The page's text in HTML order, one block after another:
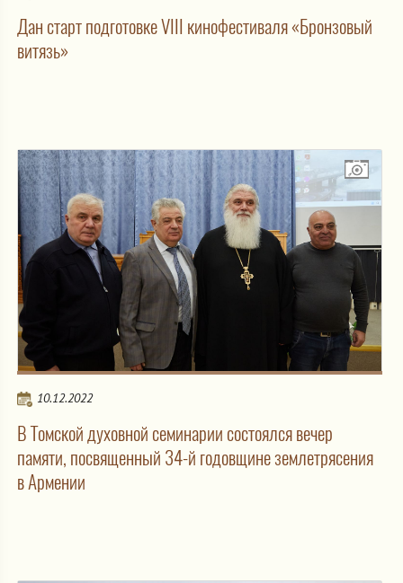
Дан старт подготовке VIII кинофестиваля «Бронзовый
витязь»
10.12.2022
В Томской духовной семинарии состоялся вечер
памяти, посвященный 34-й годовщине землетрясения
в Армении